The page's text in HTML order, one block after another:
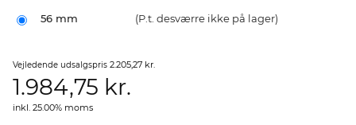
56 mm (P.t. desværre ikke på lager)
Vejledende udsalgspris 2.205,27 kr.
1.984,75 kr.
inkl. 25.00% moms